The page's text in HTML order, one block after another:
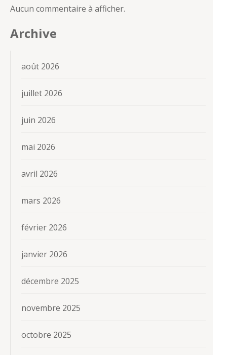
Aucun commentaire à afficher.
Archive
août 2026
juillet 2026
juin 2026
mai 2026
avril 2026
mars 2026
février 2026
janvier 2026
décembre 2025
novembre 2025
octobre 2025